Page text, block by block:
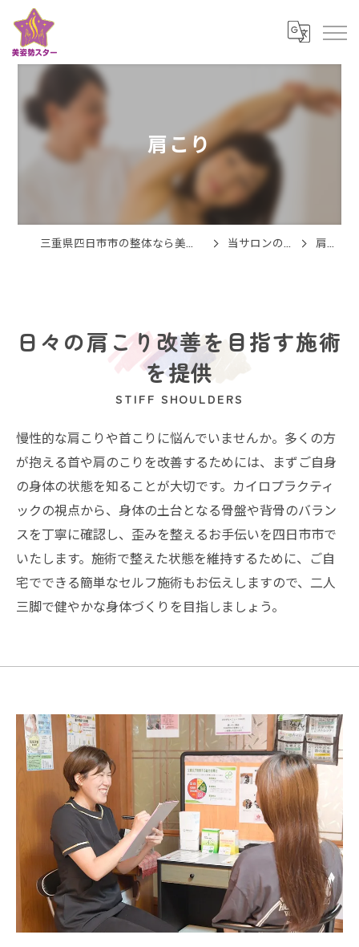
肩こり
三重県四日市市の整体なら美姿勢スター 当サロンの特徴 肩こり
日々の肩こり改善を目指す施術
を提供
STIFF SHOULDERS
慢性的な肩こりや首こりに悩んでいませんか。多くの方
が抱える首や肩のこりを改善するためには、まずご自身
の身体の状態を知ることが大切です。カイロプラクティ
ックの視点から、身体の土台となる骨盤や背骨のバラン
スを丁寧に確認し、歪みを整えるお手伝いを四日市市で
いたします。施術で整えた状態を維持するために、ご自
宅でできる簡単なセルフ施術もお伝えしますので、二人
三脚で健やかな身体づくりを目指しましょう。